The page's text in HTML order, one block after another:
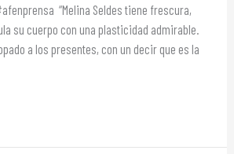
“Melina Seldes tiene frescura,
su cuerpo con una plasticidad admirable.
a los presentes, con un decir que es la